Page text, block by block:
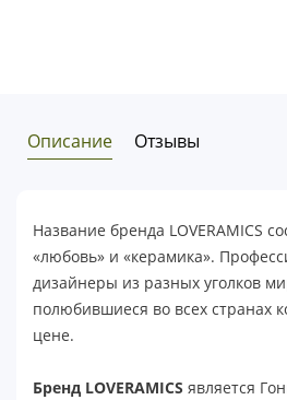
Описание Отзывы
Название бренда LOVERAMICS
«любовь» и «керамика».
дизайнеры из разных уголков
полюбившиеся во всех странах
цене.
Бренд LOVERAMICS является